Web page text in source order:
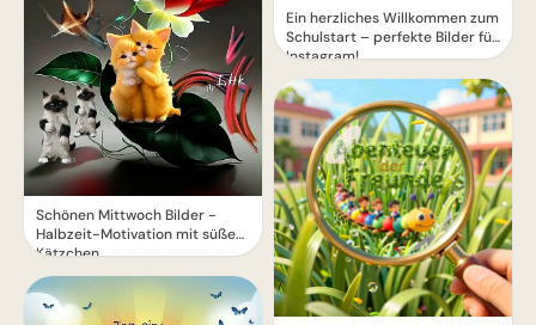
Schönen Mittwoch Bilder -
Halbzeit-Motivation mit süßen
Kätzchen
Ein herzliches Willkommen zum
Schulstart – perfekte Bilder für
Instagram!